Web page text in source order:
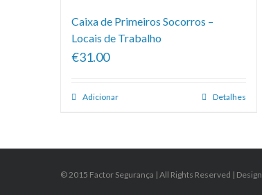
Caixa de Primeiros Socorros –
Locais de Trabalho
€31.00
Adicionar Detalhes
© 2015 Factor Segurança | All Rights Reserved | Design